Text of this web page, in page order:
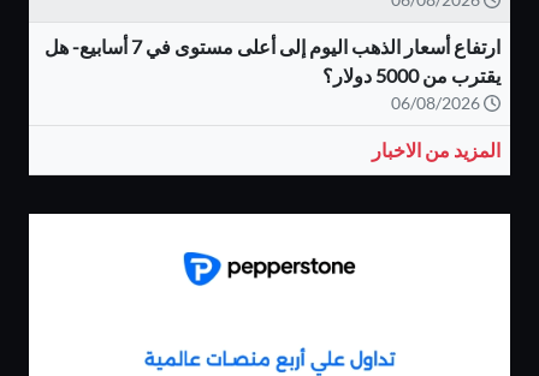
ارتفاع أسعار الذهب اليوم إلى أعلى مستوى في 7 أسابيع- هل
يقترب من 5000 دولار؟
المزيد من الاخبار